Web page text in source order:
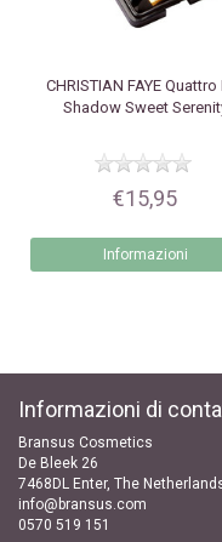
CHRISTIAN FAYEQuattro
Shadow Sweet
€15,95
Informazioni
Informazioni di
Bransus Cosmetics
De Bleek 26
7468DL Enter, The
info@bransus.com
0570 519 151